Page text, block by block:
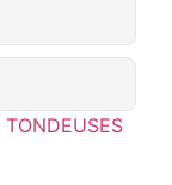
TONDEUSES